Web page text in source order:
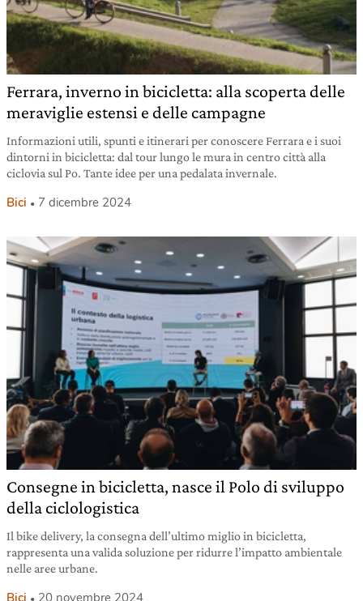
Ferrara, inverno in bicicletta: alla scoperta delle
meraviglie estensi e delle campagne
Informazioni utili, spunti e itinerari per conoscere Ferrara e i suoi
dintorni in bicicletta: dal tour lungo le mura in centro città alla
ciclovia sul Po. Tante idee per una pedalata invernale.
Bici 7 dicembre 2024
Consegne in bicicletta, nasce il Polo di sviluppo
della ciclologistica
Il bike delivery, la consegna dell’ultimo miglio in bicicletta,
rappresenta una valida soluzione per ridurre l’impatto ambientale
nelle aree urbane.
Bici 20 novembre 2024